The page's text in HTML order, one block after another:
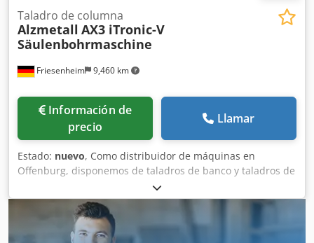
Friesenheim 9,460 km
Taladro de columna
Alzmetall AX3 iTronic-V
Säulenbohrmaschine
Información de
precio
Llamar
Estado: nuevo, Como distribuidor de máquinas en
Offenburg, disponemos de taladros de banco y taladros de
columna ALZMETALL nuevos y usados. Puede obtener una
descripción general de las perforadoras en nuestra página
web. Si tiene alguna pregunta, simplemente llámenos.
Aquí ofrecemos la nueva serie de taladros de columna